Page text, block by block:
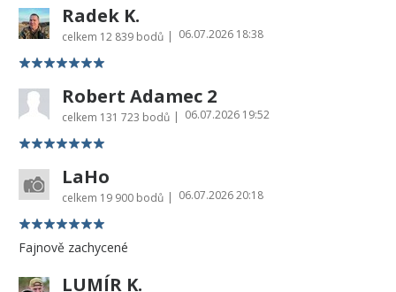
Radek K.
celkem 12 839 bodů | 06.07.2026 18:38
Robert Adamec 2
celkem 131 723 bodů | 06.07.2026 19:52
LaHo
celkem 19 900 bodů | 06.07.2026 20:18
Fajnově zachycené
LUMÍR K.